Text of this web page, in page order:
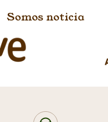
Somos noticia